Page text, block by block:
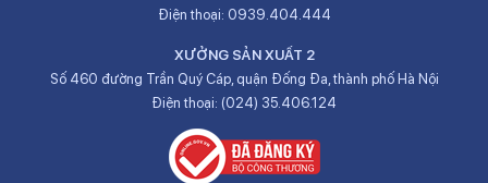
Điện thoại: 0939.404.444
XƯỞNG SẢN XUẤT 2
Số 460 đường Trần Quý Cáp, quận Đống Đa, thành phố Hà Nội
Điện thoại: (024) 35.406.124